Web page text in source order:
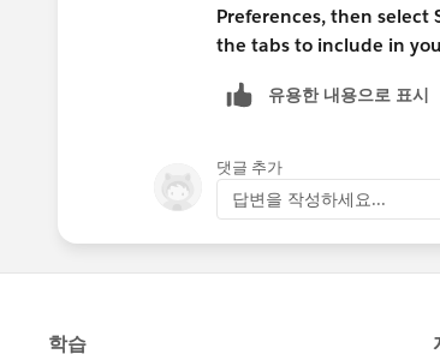
Preferences, then select
the tabs to include in
유용한 내용으로 표시
댓글 추가
답변을 작성하세요...